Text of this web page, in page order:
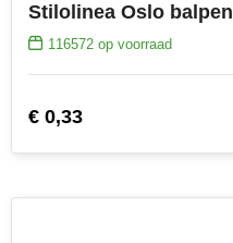
Stilolinea Oslo balpen
116572op voorraad
€ 0,33